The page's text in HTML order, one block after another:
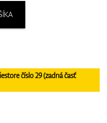
číslo 29 (zadná časť